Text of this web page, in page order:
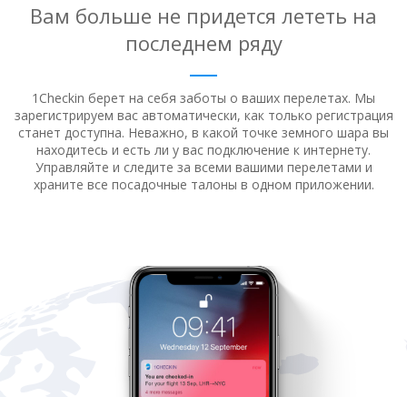
Вам больше не придется лететь на
последнем ряду
1Checkin берет на себя заботы о ваших перелетах. Мы
зарегистрируем вас автоматически, как только регистрация
станет доступна. Неважно, в какой точке земного шара вы
находитесь и есть ли у вас подключение к интернету.
Управляйте и следите за всеми вашими перелетами и
храните все посадочные талоны в одном приложении.